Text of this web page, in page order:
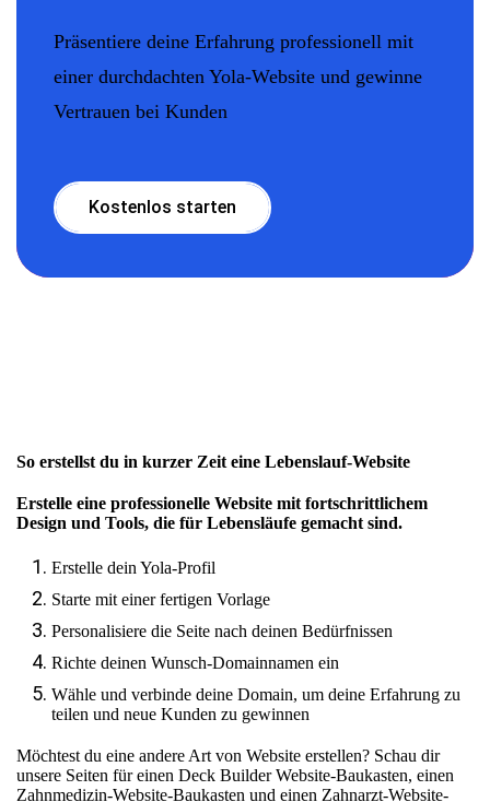
Präsentiere deine Erfahrung professionell mit
einer durchdachten Yola-Website und gewinne
Vertrauen bei Kunden
Kostenlos starten
So erstellst du in kurzer Zeit eine Lebenslauf-Website
Erstelle eine professionelle Website mit fortschrittlichem
Design und Tools, die für Lebensläufe gemacht sind.
Erstelle dein Yola-Profil
Starte mit einer fertigen Vorlage
Personalisiere die Seite nach deinen Bedürfnissen
Richte deinen Wunsch-Domainnamen ein
Wähle und verbinde deine Domain, um deine Erfahrung zu
teilen und neue Kunden zu gewinnen
Möchtest du eine andere Art von Website erstellen? Schau dir
unsere Seiten füreinen Deck Builder Website-Baukasten, einen
Zahnmedizin-Website-Baukasten und einen Zahnarzt-Website-